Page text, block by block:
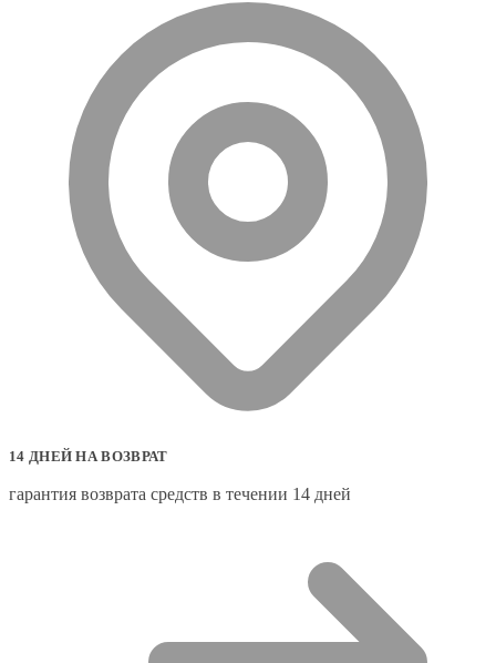
14 ДНЕЙ НА ВОЗВРАТ
гарантия возврата средств в течении 14 дней